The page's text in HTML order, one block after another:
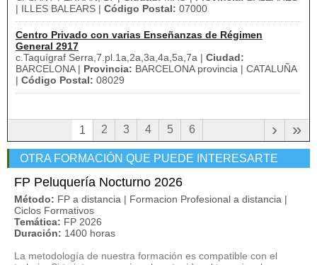
| ILLES BALEARS | Código Postal: 07000
Centro Privado con varias Enseñanzas de Régimen
General 2917
c.Taquígraf Serra,7.pl.1a,2a,3a,4a,5a,7a | Ciudad:
BARCELONA | Provincia: BARCELONA provincia | CATALUÑA
| Código Postal: 08029
1 2 3 4 5 6 »
›
OTRA FORMACIÓN QUE PUEDE INTERESARTE
FP Peluquería Nocturno 2026
Método: FP a distancia | Formacion Profesional a distancia |
Ciclos Formativos
Temática: FP 2026
Duración: 1400 horas
La metodología de nuestra formación es compatible con el